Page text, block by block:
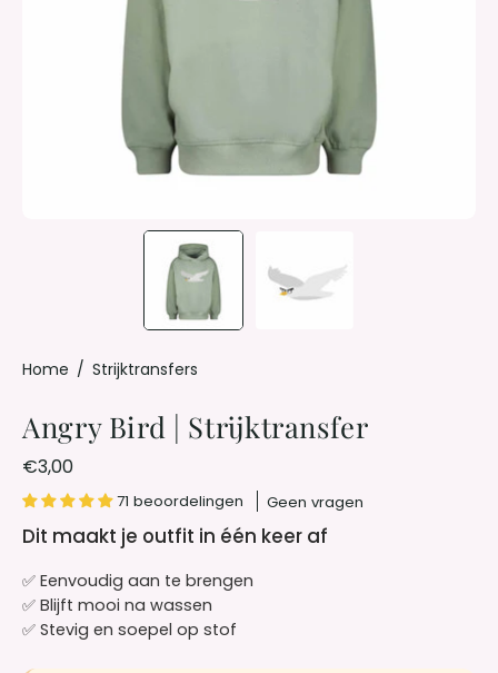
Home / Strijktransfers
Angry Bird | Strijktransfer
€3,00
71 beoordelingen Geen vragen
Dit maakt je outfit in één keer af
✅ Eenvoudig aan te brengen
✅ Blijft mooi na wassen
✅ Stevig en soepel op stof